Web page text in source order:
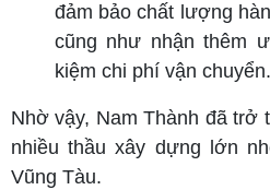
đảm bảo chất lượng
cũng như nhận thêm
kiệm chi phí vận chuyển.
Nhờ vậy, Nam Thành đã trở
nhiều thầu xây dựng lớn
Vũng Tàu.